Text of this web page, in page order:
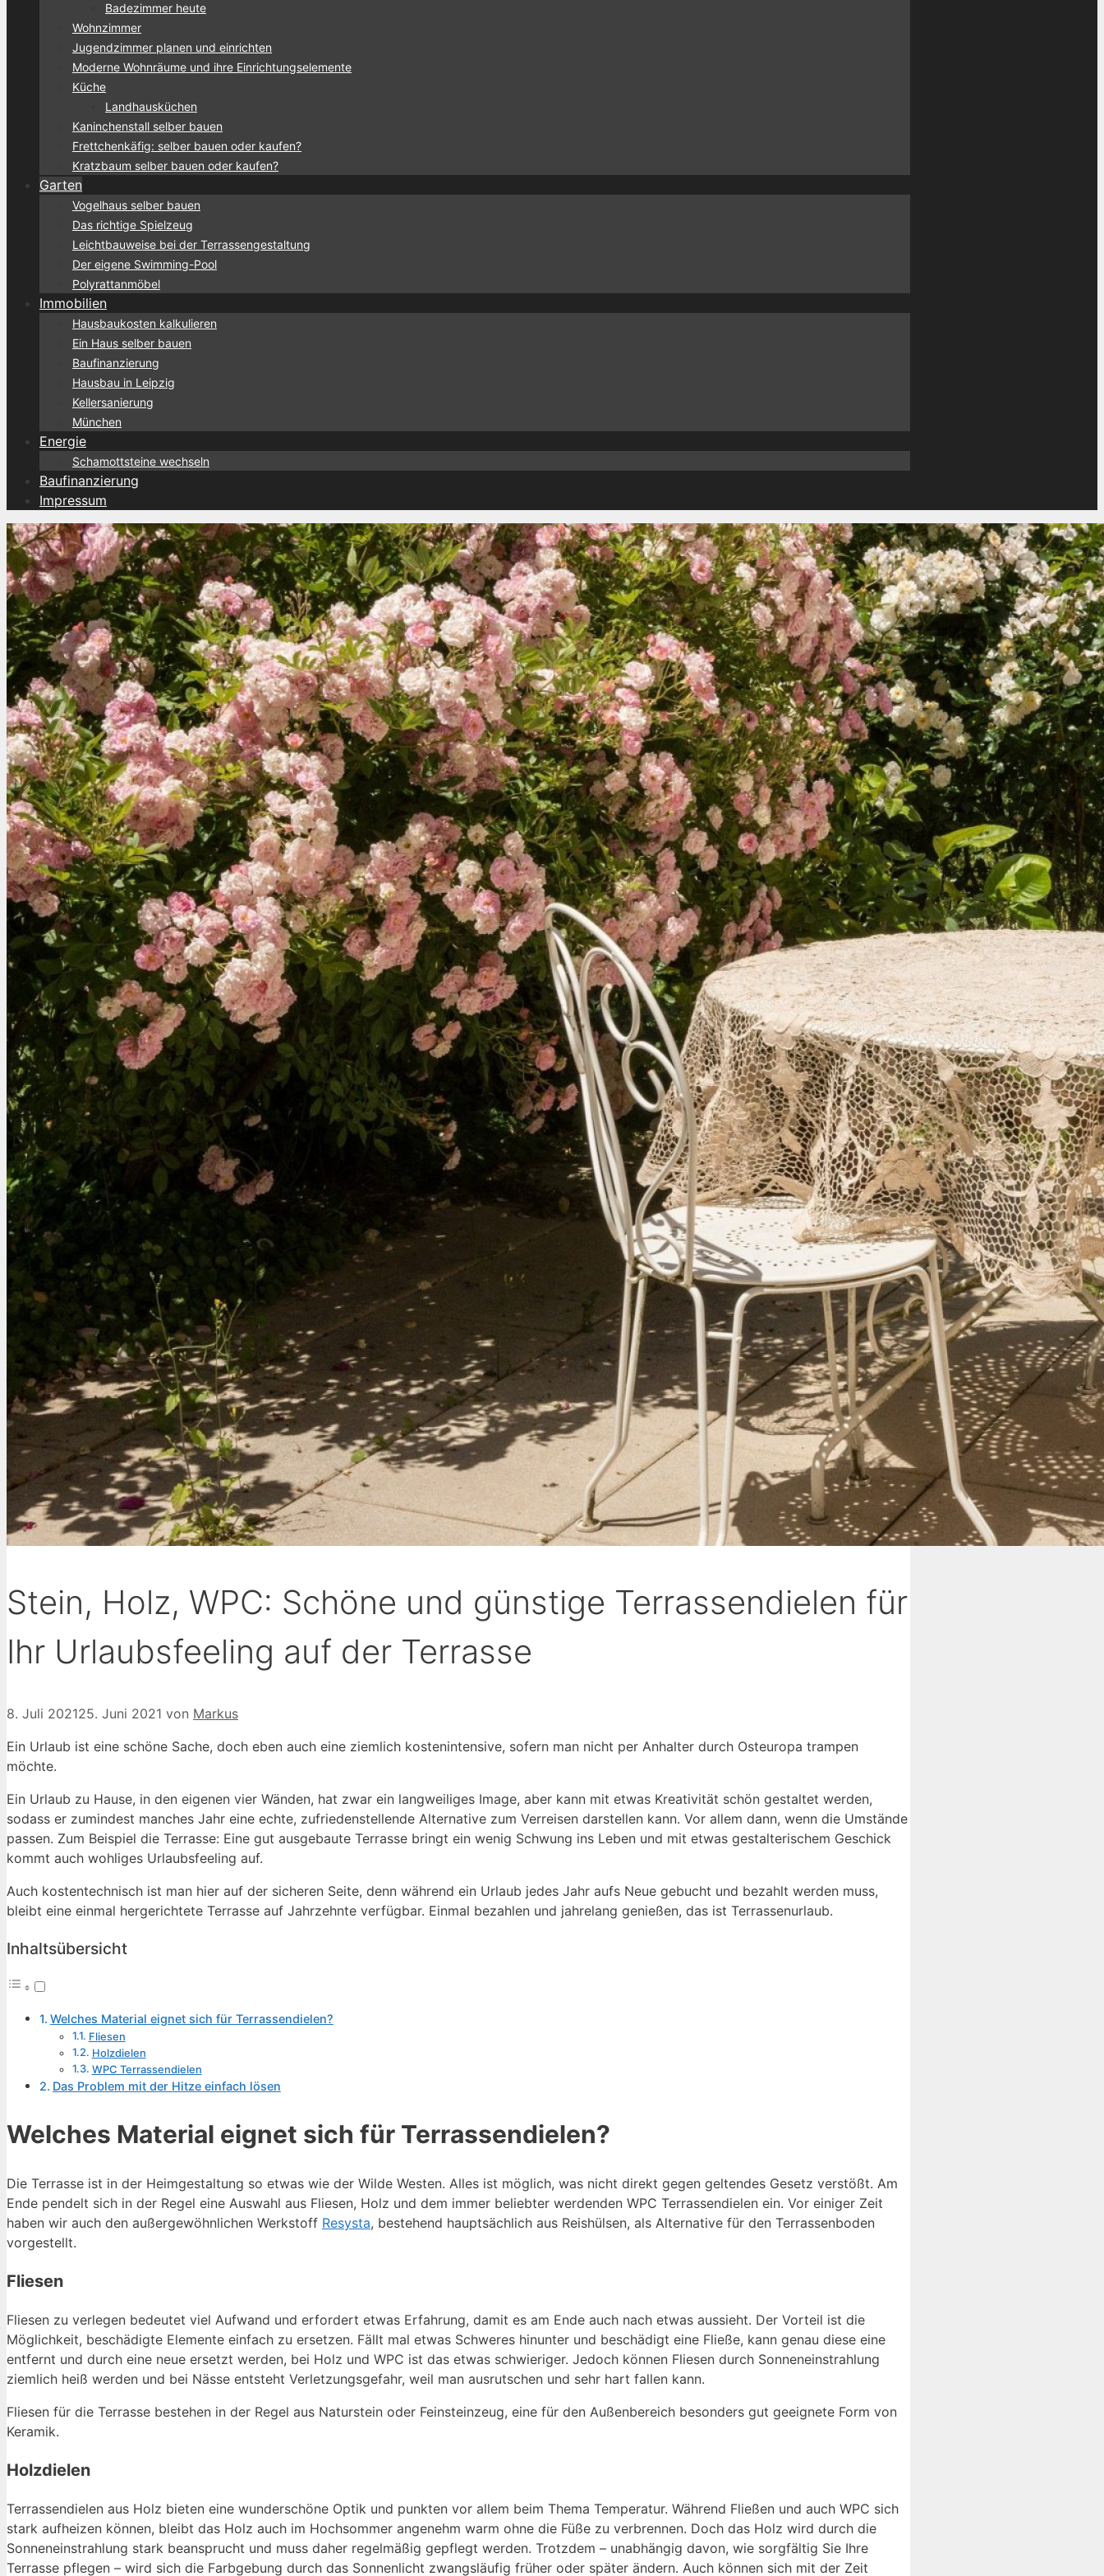
Badezimmer heute
Wohnzimmer
Jugendzimmer planen und einrichten
Moderne Wohnräume und ihre Einrichtungselemente
Küche
Landhausküchen
Kaninchenstall selber bauen
Frettchenkäfig: selber bauen oder kaufen?
Kratzbaum selber bauen oder kaufen?
Garten
Vogelhaus selber bauen
Das richtige Spielzeug
Leichtbauweise bei der Terrassengestaltung
Der eigene Swimming-Pool
Polyrattanmöbel
Immobilien
Hausbaukosten kalkulieren
Ein Haus selber bauen
Baufinanzierung
Hausbau in Leipzig
Kellersanierung
München
Energie
Schamottsteine wechseln
Baufinanzierung
Impressum
Stein, Holz, WPC: Schöne und günstige Terrassendielen für
Ihr Urlaubsfeeling auf der Terrasse
8. Juli 202125. Juni 2021 von Markus
Ein Urlaub ist eine schöne Sache, doch eben auch eine ziemlich kostenintensive, sofern man nicht per Anhalter durch Osteuropa trampen
möchte.
Ein Urlaub zu Hause, in den eigenen vier Wänden, hat zwar ein langweiliges Image, aber kann mit etwas Kreativität schön gestaltet werden,
sodass er zumindest manches Jahr eine echte, zufriedenstellende Alternative zum Verreisen darstellen kann. Vor allem dann, wenn die Umstände
passen. Zum Beispiel die Terrasse: Eine gut ausgebaute Terrasse bringt ein wenig Schwung ins Leben und mit etwas gestalterischem Geschick
kommt auch wohliges Urlaubsfeeling auf.
Auch kostentechnisch ist man hier auf der sicheren Seite, denn während ein Urlaub jedes Jahr aufs Neue gebucht und bezahlt werden muss,
bleibt eine einmal hergerichtete Terrasse auf Jahrzehnte verfügbar. Einmal bezahlen und jahrelang genießen, das ist Terrassenurlaub.
Inhaltsübersicht
Welches Material eignet sich für Terrassendielen?
Fliesen
Holzdielen
WPC Terrassendielen
Das Problem mit der Hitze einfach lösen
Welches Material eignet sich für Terrassendielen?
Die Terrasse ist in der Heimgestaltung so etwas wie der Wilde Westen. Alles ist möglich, was nicht direkt gegen geltendes Gesetz verstößt. Am
Ende pendelt sich in der Regel eine Auswahl aus Fliesen, Holz und dem immer beliebter werdenden WPC Terrassendielen ein. Vor einiger Zeit
haben wir auch den außergewöhnlichen Werkstoff Resysta, bestehend hauptsächlich aus Reishülsen, als Alternative für den Terrassenboden
vorgestellt.
Fliesen
Fliesen zu verlegen bedeutet viel Aufwand und erfordert etwas Erfahrung, damit es am Ende auch nach etwas aussieht. Der Vorteil ist die
Möglichkeit, beschädigte Elemente einfach zu ersetzen. Fällt mal etwas Schweres hinunter und beschädigt eine Fließe, kann genau diese eine
entfernt und durch eine neue ersetzt werden, bei Holz und WPC ist das etwas schwieriger. Jedoch können Fliesen durch Sonneneinstrahlung
ziemlich heiß werden und bei Nässe entsteht Verletzungsgefahr, weil man ausrutschen und sehr hart fallen kann.
Fliesen für die Terrasse bestehen in der Regel aus Naturstein oder Feinsteinzeug, eine für den Außenbereich besonders gut geeignete Form von
Keramik.
Holzdielen
Terrassendielen aus Holz bieten eine wunderschöne Optik und punkten vor allem beim Thema Temperatur. Während Fließen und auch WPC sich
stark aufheizen können, bleibt das Holz auch im Hochsommer angenehm warm ohne die Füße zu verbrennen. Doch das Holz wird durch die
Sonneneinstrahlung stark beansprucht und muss daher regelmäßig gepflegt werden. Trotzdem – unabhängig davon, wie sorgfältig Sie Ihre
Terrasse pflegen – wird sich die Farbgebung durch das Sonnenlicht zwangsläufig früher oder später ändern. Auch können sich mit der Zeit